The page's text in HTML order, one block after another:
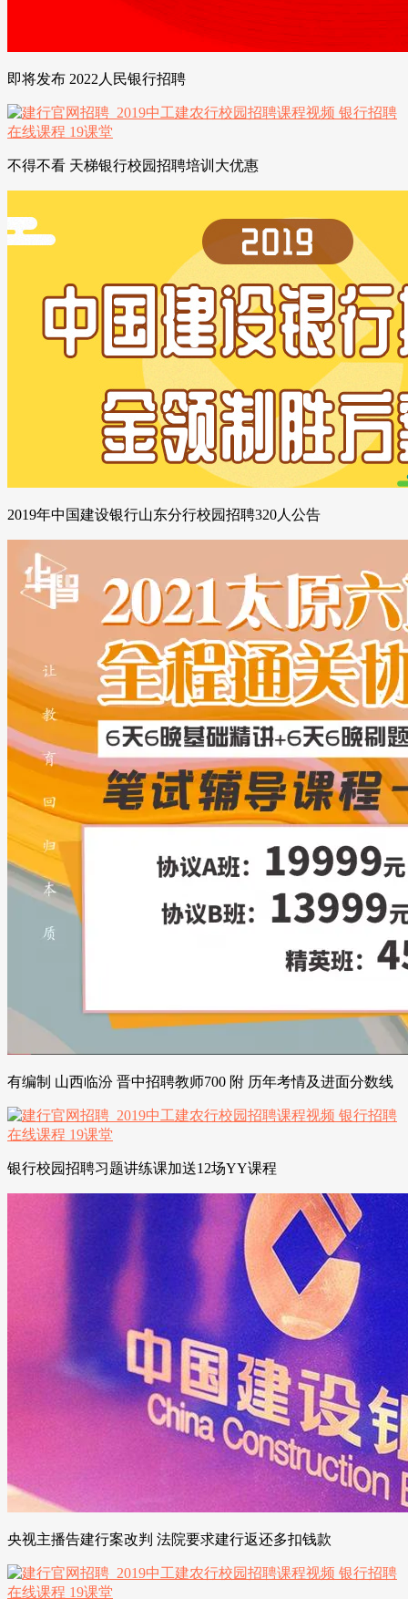
即将发布 2022人民银行招聘
不得不看 天梯银行校园招聘培训大优惠
2019年中国建设银行山东分行校园招聘320人公告
有编制 山西临汾 晋中招聘教师700 附 历年考情及进面分数线
银行校园招聘习题讲练课加送12场YY课程
央视主播告建行案改判 法院要求建行返还多扣钱款